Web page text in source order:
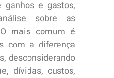
e gastos,
sobre as
mais comum é
com a diferença
desconsiderando
dívidas, custos,